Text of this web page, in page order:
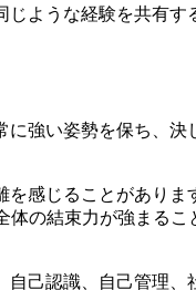
ような経験を共有
強い姿勢を保ち、
感じることがあり
の結束力が強まる
己認識、自己管理